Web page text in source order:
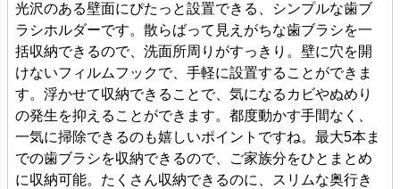
光沢のある壁面にぴたっと設置できる、シンプルな歯ブ
ラシホルダーです。散らばって見えがちな歯ブラシを一
括収納できるので、洗面所周りがすっきり。壁に穴を開
けないフィルムフックで、手軽に設置することができま
す。浮かせて収納できることで、気になるカビやぬめり
の発生を抑えることができます。都度動かす手間なく、
一気に掃除できるのも嬉しいポイントですね。最大5本ま
での歯ブラシを収納できるので、ご家族分をひとまとめ
に収納可能。たくさん収納できるのに、スリムな奥行き